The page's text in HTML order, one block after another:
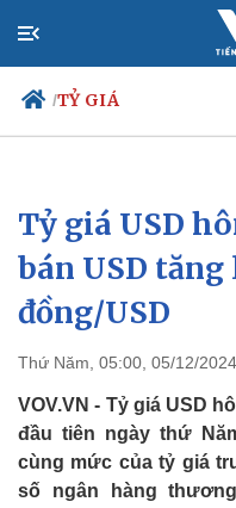
/TỶ GIÁ
Chính trị
Đảng
Tổ chức nhân sự
Quốc hội
Nhận diện sự thật
Tỷ giá USD
bán USD tăng
đồng/USD
Thứ Năm, 05:00, 05/12/2024
VOV.VN - Tỷ giá USD
đầu tiên ngày thứ
cùng mức của tỷ giá
số ngân hàng